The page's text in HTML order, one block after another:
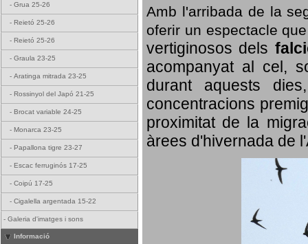
- Grua 25-26
- Reietó 25-26
- Reietó 25-26
- Graula 23-25
- Aratinga mitrada 23-25
- Rossinyol del Japó 21-25
- Brocat variable 24-25
- Monarca 23-25
- Papallona tigre 23-27
- Escac ferruginós 17-25
- Coipú 17-25
- Cigalella argentada 15-22
- Galeria d'imatges i sons
Informació
Amb l'arribada de la
oferir un espectacle
vertiginosos dels
acompanyat al cel,
durant aquests
concentracions
proximitat de la
àrees d'hivernada de